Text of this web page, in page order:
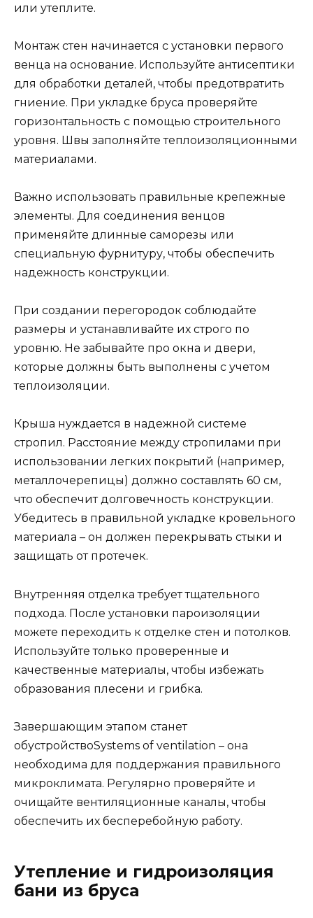
или утеплите.
Монтаж стен начинается с установки первого
венца на основание. Используйте антисептики
для обработки деталей, чтобы предотвратить
гниение. При укладке бруса проверяйте
горизонтальность с помощью строительного
уровня. Швы заполняйте теплоизоляционными
материалами.
Важно использовать правильные крепежные
элементы. Для соединения венцов
применяйте длинные саморезы или
специальную фурнитуру, чтобы обеспечить
надежность конструкции.
При создании перегородок соблюдайте
размеры и устанавливайте их строго по
уровню. Не забывайте про окна и двери,
которые должны быть выполнены с учетом
теплоизоляции.
Крыша нуждается в надежной системе
стропил. Расстояние между стропилами при
использовании легких покрытий (например,
металлочерепицы) должно составлять 60 см,
что обеспечит долговечность конструкции.
Убедитесь в правильной укладке кровельного
материала – он должен перекрывать стыки и
защищать от протечек.
Внутренняя отделка требует тщательного
подхода. После установки пароизоляции
можете переходить к отделке стен и потолков.
Используйте только проверенные и
качественные материалы, чтобы избежать
образования плесени и грибка.
Завершающим этапом станет
обустройствоSystems of ventilation – она
необходима для поддержания правильного
микроклимата. Регулярно проверяйте и
очищайте вентиляционные каналы, чтобы
обеспечить их бесперебойную работу.
Утепление и гидроизоляция
бани из бруса